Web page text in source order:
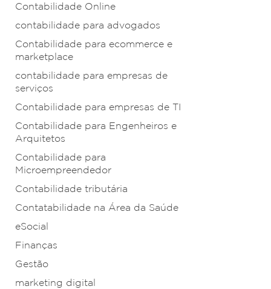
Contabilidade Online
contabilidade para advogados
Contabilidade para ecommerce e
marketplace
contabilidade para empresas de
serviços
Contabilidade para empresas de TI
Contabilidade para Engenheiros e
Arquitetos
Contabilidade para
Microempreendedor
Contabilidade tributária
Contatabilidade na Área da Saúde
eSocial
Finanças
Gestão
marketing digital